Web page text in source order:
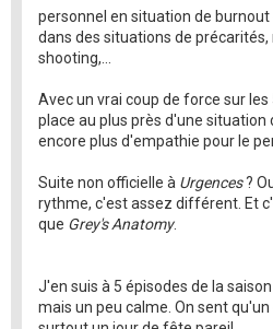
personnel en situation de
dans des situations de
shooting,...
Avec un vrai coup de force sur
place au plus près d'une
encore plus d'empathie pour le
Suite non officielle à Urgences?
rythme, c'est assez différent. Et
que Grey's Anatomy.
J'en suis à 5 épisodes de la
mais un peu calme. On sent